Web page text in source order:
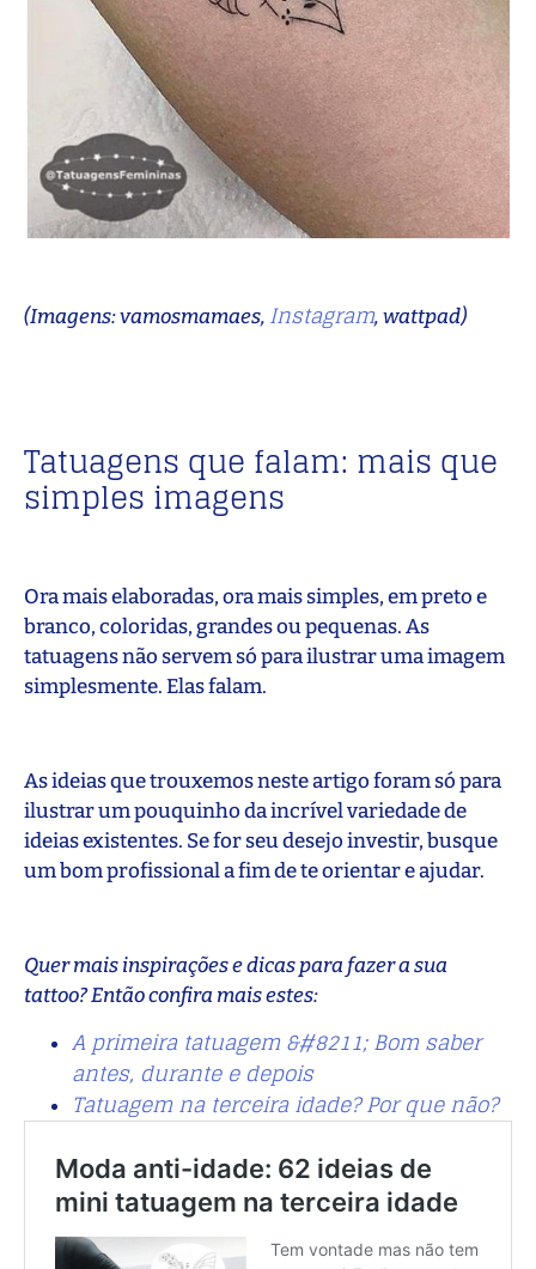
(Imagens: vamosmamaes, Instagram, wattpad)
Tatuagens que falam: mais que
simples imagens
Ora mais elaboradas, ora mais simples, em preto e
branco, coloridas, grandes ou pequenas. As
tatuagens não servem só para ilustrar uma imagem
simplesmente. Elas falam.
As ideias que trouxemos neste artigo foram só para
ilustrar um pouquinho da incrível variedade de
ideias existentes. Se for seu desejo investir, busque
um bom profissional a fim de te orientar e ajudar.
Quer mais inspirações e dicas para fazer a sua
tattoo? Então confira mais estes:
A primeira tatuagem &#8211; Bom saber
antes, durante e depois
Tatuagem na terceira idade? Por que não?